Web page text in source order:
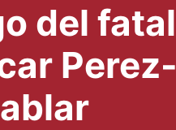
del fatal
Perez-